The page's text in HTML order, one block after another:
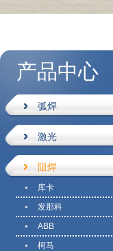
产品中心
弧焊
激光
阻焊
库卡
发那科
ABB
柯马